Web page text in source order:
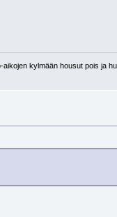
kylmään housut pois ja